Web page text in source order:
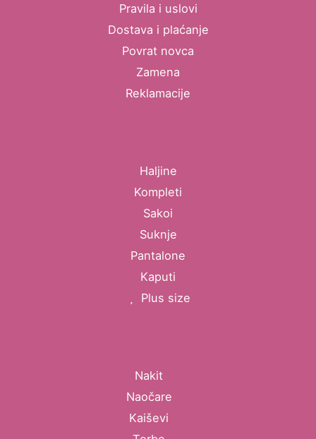
Pravila i uslovi
Dostava i plaćanje
Povrat novca
Zamena
Reklamacije
Haljine
Kompleti
Sakoi
Suknje
Pantalone
Kaputi
Plus size
Nakit
Naočare
Kaiševi